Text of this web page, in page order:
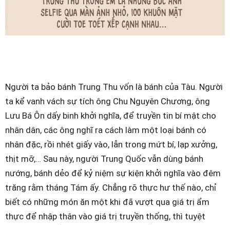
Người ta bảo bánh Trung Thu vốn là bánh của Tàu. Người
ta kể vanh vách sự tích ông Chu Nguyên Chương, ông
Lưu Bá Ôn dấy binh khởi nghĩa, để truyền tin bí mật cho
nhân dân, các ông nghĩ ra cách làm một loại bánh có
nhân đặc, rồi nhét giấy vào, lẫn trong mứt bí, lạp xưởng,
thịt mỡ,… Sau này, người Trung Quốc vẫn dùng bánh
nướng, bánh dẻo để kỷ niệm sự kiện khởi nghĩa vào đêm
trăng rằm tháng Tám ấy. Chẳng rõ thực hư thế nào, chỉ
biết có những món ăn một khi đã vượt qua giá trị ẩm
thực để nhập thân vào giá trị truyền thống, thì tuyệt